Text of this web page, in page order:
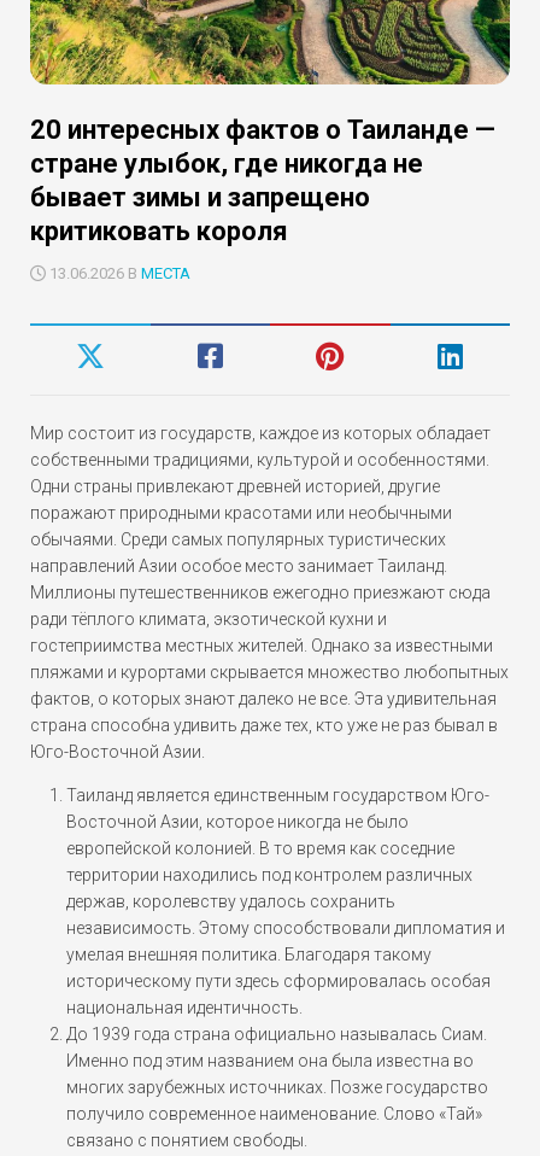
20 интересных фактов о Таиланде —
стране улыбок, где никогда не
бывает зимы и запрещено
критиковать короля
13.06.2026 В МЕСТА
Мир состоит из государств, каждое из которых обладает
собственными традициями, культурой и особенностями.
Одни страны привлекают древней историей, другие
поражают природными красотами или необычными
обычаями. Среди самых популярных туристических
направлений Азии особое место занимает Таиланд.
Миллионы путешественников ежегодно приезжают сюда
ради тёплого климата, экзотической кухни и
гостеприимства местных жителей. Однако за известными
пляжами и курортами скрывается множество любопытных
фактов, о которых знают далеко не все. Эта удивительная
страна способна удивить даже тех, кто уже не раз бывал в
Юго-Восточной Азии.
Таиланд является единственным государством Юго-
Восточной Азии, которое никогда не было
европейской колонией. В то время как соседние
территории находились под контролем различных
держав, королевству удалось сохранить
независимость. Этому способствовали дипломатия и
умелая внешняя политика. Благодаря такому
историческому пути здесь сформировалась особая
национальная идентичность.
До 1939 года страна официально называлась Сиам.
Именно под этим названием она была известна во
многих зарубежных источниках. Позже государство
получило современное наименование. Слово «Тай»
связано с понятием свободы.